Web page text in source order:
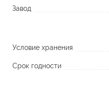
Завод
Условие хранения
Срок годности